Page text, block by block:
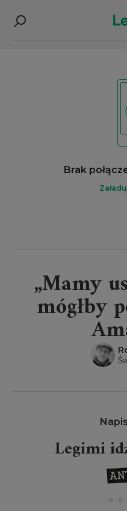
Brak
„Mamy
mógłby
Legimi